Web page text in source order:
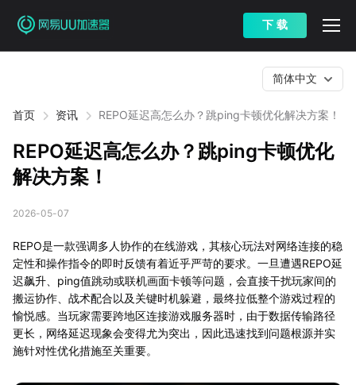
下 载
首页 资讯 REPO延迟高怎么办？跳ping卡顿优化解决方案！
简体中文
REPO延迟高怎么办？跳ping卡顿优化
解决方案！
2026-05-07
REPO是一款强调多人协作的在线游戏，其核心玩法对网络连接的稳
定性和操作指令的即时反馈有着近乎严苛的要求。一旦遭遇REPO延
迟飙升、ping值跳动或联机画面卡顿等问题，会直接干扰玩家间的
搬运协作、战术配合以及关键时机躲避，最终拉低整个游戏过程的
愉悦感。当玩家需要跨地区连接游戏服务器时，由于数据传输路径
更长，网络延迟现象会变得尤为突出，因此迅速找到问题根源并实
施针对性优化措施至关重要。